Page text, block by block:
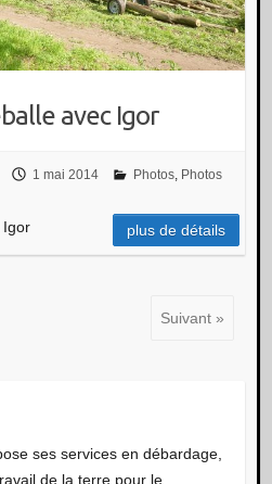
avec Igor
1 mai 2014 Photos, Photos
Igor plus de détails
Suivant »
ses services en débardage,
de la terre pour le